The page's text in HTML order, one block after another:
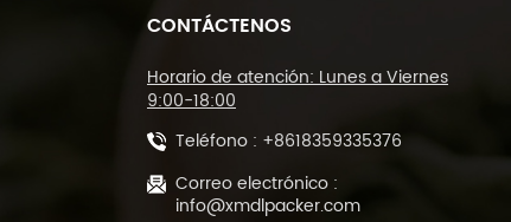
CONTÁCTENOS
Horario de atención: Lunes a Viernes
9:00-18:00
Teléfono : +8618359335376
Correo electrónico :
info@xmdlpacker.com